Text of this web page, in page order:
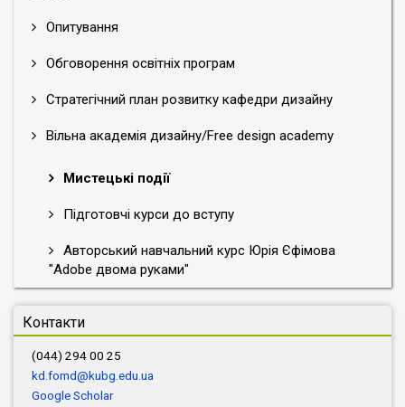
Опитування
Обговорення освітніх програм
Стратегічний план розвитку кафедри дизайну
Вільна академія дизайну/Free design academy
Мистецькі події
Підготовчі курси до вступу
Авторський навчальний курс Юрія Єфімова
"Adobe двома руками"
Контакти
(044) 294 00 25
kd.fomd@kubg.edu.ua
Google Scholar